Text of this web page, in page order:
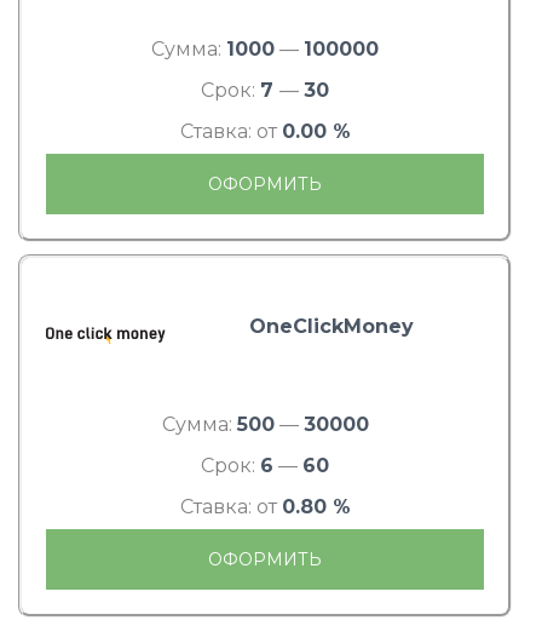
Сумма: 1000 — 100000
Срок: 7 — 30
Ставка: от 0.00 %
ОФОРМИТЬ
OneClickMoney
Сумма: 500— 30000
Срок: 6 — 60
Ставка: от 0.80 %
ОФОРМИТЬ